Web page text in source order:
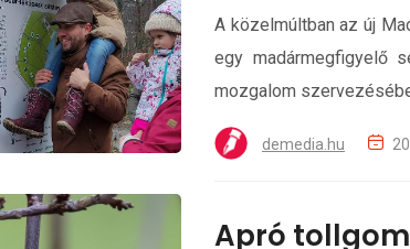
A közelmúltban az új
egy madármegfigyelő
mozgalom
demedia.hu
Apró